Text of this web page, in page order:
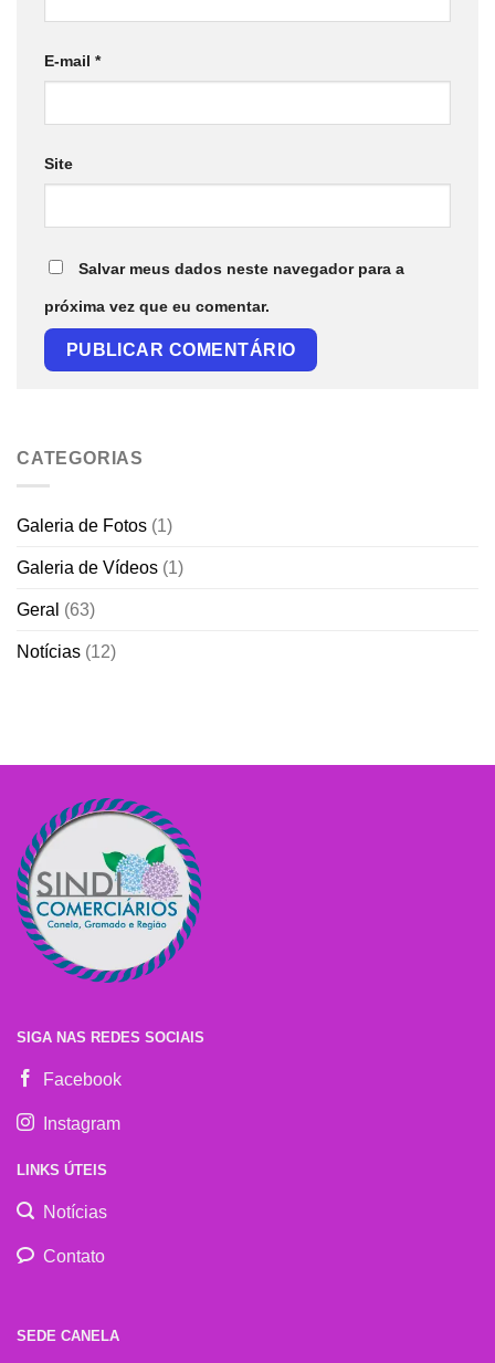
E-mail *
Site
Salvar meus dados neste navegador para a
próxima vez que eu comentar.
CATEGORIAS
Galeria de Fotos (1)
Galeria de Vídeos (1)
Geral (63)
Notícias (12)
SIGA NAS REDES SOCIAIS
Facebook
Instagram
LINKS ÚTEIS
Notícias
Contato
SEDE CANELA